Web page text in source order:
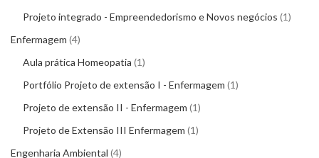
Projeto integrado - Empreendedorismo e Novos negócios 1
Enfermagem 4
Aula prática Homeopatia 1
Portfólio Projeto de extensão I - Enfermagem 1
Projeto de extensão II - Enfermagem 1
Projeto de Extensão III Enfermagem 1
Engenharia Ambiental 4